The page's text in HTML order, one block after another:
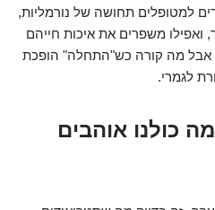
למטופלים תחושה של נורמליות,
משפרים את איכות חייהם
אבל מה קורה כש"התחלה" הופכת
לגמרי.
כולנו אוהבים